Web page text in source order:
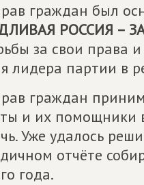
граждан был
РОССИЯ –
за свои права
лидера партии в
граждан
и их помощники
Уже удалось
отчёте
года.